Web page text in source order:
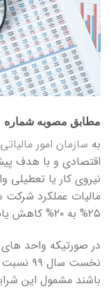
مطابق مصوبه شماره ۸۸۷۰۸/۶۰ ستاد تسهیل و رفع موانع تولید
به سازمان امور مالیاتی
اقتصادی و با هدف
نیروی کار یا
۲۵% به ۲۰% کاهش یابد .
باشند مشمول این